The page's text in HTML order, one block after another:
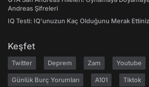
Andreas Şifreleri
IQ Testi: IQ'unuzun Kaç Olduğunu Merak
Keşfet
Twitter Deprem Zam Youtube
Günlük Burç Yorumları A101 Tiktok